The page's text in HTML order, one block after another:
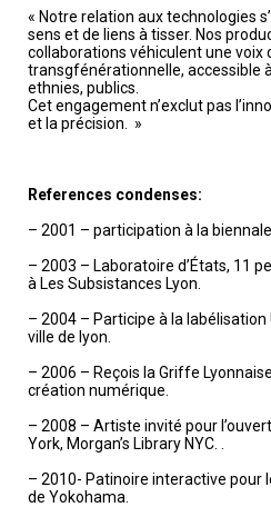
« Notre relation aux technologies
sens et de liens à tisser. Nos
collaborations véhiculent une voix
transgfénérationnelle, accessible
ethnies, publics.
Cet engagement n’exclut pas
et la précision. »
References condenses:
– 2001 – participation à la
– 2003 – Laboratoire d’États, 11
à Les Subsistances Lyon.
– 2004 – Participe à la
ville de lyon.
– 2006 – Reçois la Griffe
création numérique.
– 2008 – Artiste invité pour
York, Morgan’s Library NYC. .
– 2010- Patinoire interactive pour
de Yokohama.